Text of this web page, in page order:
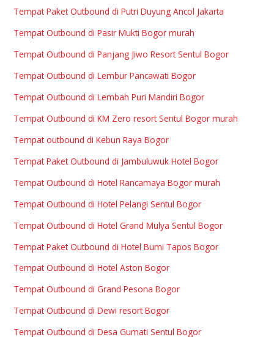
Tempat Paket Outbound di Putri Duyung Ancol Jakarta
Tempat Outbound di Pasir Mukti Bogor murah
Tempat Outbound di Panjang Jiwo Resort Sentul Bogor
Tempat Outbound di Lembur Pancawati Bogor
Tempat Outbound di Lembah Puri Mandiri Bogor
Tempat Outbound di KM Zero resort Sentul Bogor murah
Tempat outbound di Kebun Raya Bogor
Tempat Paket Outbound di Jambuluwuk Hotel Bogor
Tempat Outbound di Hotel Rancamaya Bogor murah
Tempat Outbound di Hotel Pelangi Sentul Bogor
Tempat Outbound di Hotel Grand Mulya Sentul Bogor
Tempat Paket Outbound di Hotel Bumi Tapos Bogor
Tempat Outbound di Hotel Aston Bogor
Tempat Outbound di Grand Pesona Bogor
Tempat Outbound di Dewi resort Bogor
Tempat Outbound di Desa Gumati Sentul Bogor